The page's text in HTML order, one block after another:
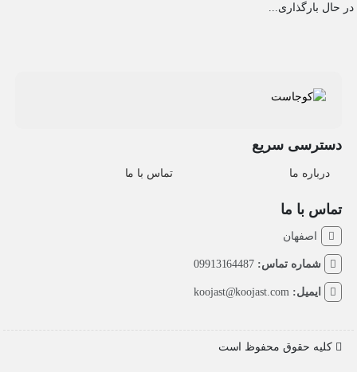
در حال بارگذاری...
دسترسی سریع
درباره ما تماس با ما
تماس با ما
اصفهان
شماره تماس: 09913164487
ایمیل:koojast@koojast.com
کلیه حقوق محفوظ است